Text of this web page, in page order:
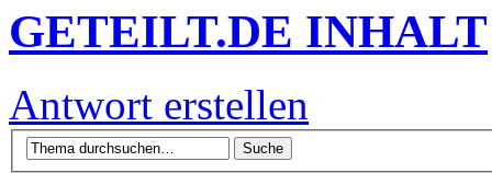
GETEILT.DE INHALT
Antwort erstellen